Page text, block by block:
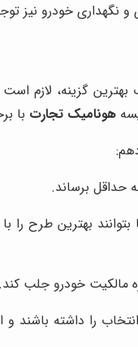
و نگهداری خودرو نیز
گزینه، لازم
هونامیک تجارت با
حداقل برساند.
بهترین طرح را
مالکیت خودرو جلب کند.
را داشته باشند